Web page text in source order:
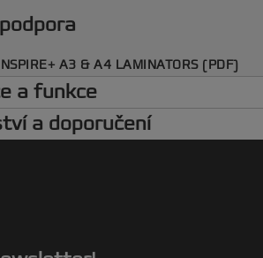
A3 & A4 LAMINATORS (PDF)
a funkce
a doporučení